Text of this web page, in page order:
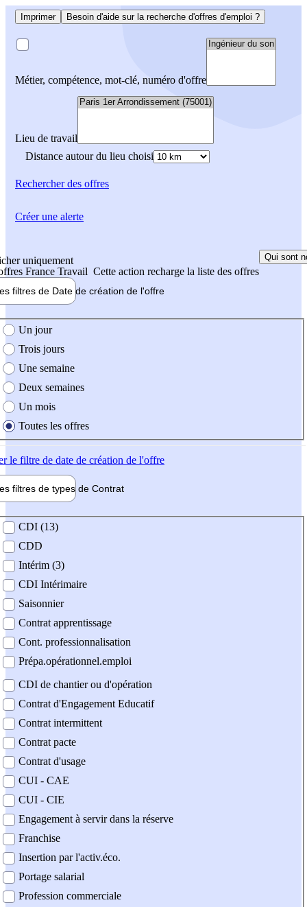
Imprimer Besoin d'aide sur la recherche d'offres d'emploi ?
Métier, compétence, mot-clé, numéro d'offre
Lieu de travail
Distance autour du lieu choisi
Rechercherdes offres
uniquement
France Travail Cette action recharge la liste des offres
Qui sont
filtres de Date de création de l'offre
création de l'offre
Un jour
Trois jours
Une semaine
Deux semaines
Un mois
Toutes les offres
le filtre de date de création de l'offre
filtres de types de Contrat
contrat
CDI (13)
CDD
Intérim (3)
CDI Intérimaire
Saisonnier
Contrat apprentissage
Cont. professionnalisation
Prépa.opérationnel.emploi
CDI de chantier ou d'opération
Contrat d'Engagement Educatif
Contrat intermittent
Contrat pacte
Contrat d'usage
CUI - CAE
CUI - CIE
Engagement à servir dans la réserve
Franchise
Insertion par l'activ.éco.
Portage salarial
Profession commerciale
Créer une alerte